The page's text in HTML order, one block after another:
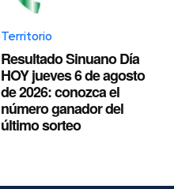
Territorio
Resultado Sinuano Día
HOY jueves 6 de agosto
de 2026: conozca el
número ganador del
último sorteo